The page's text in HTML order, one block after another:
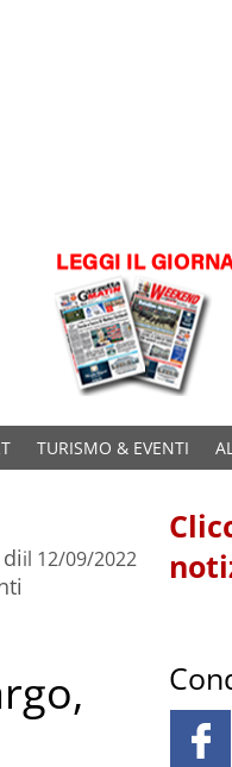
TURISMO & EVENTI
diil 12/09/2022